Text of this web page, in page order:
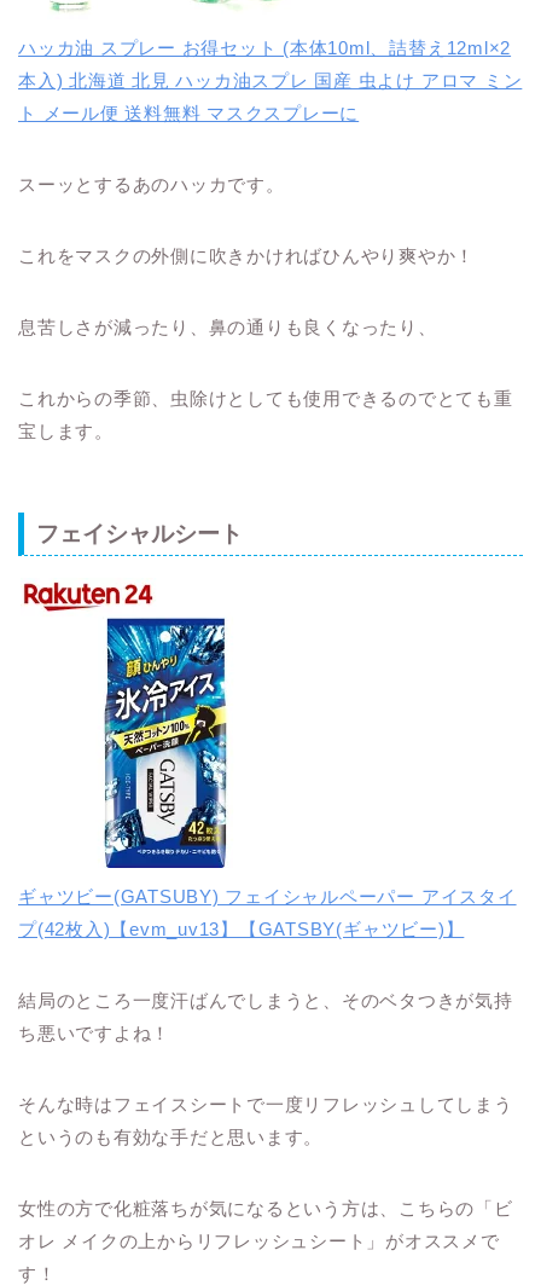
ハッカ油 スプレー お得セット (本体10ml、詰替え12ml×2
本入) 北海道 北見 ハッカ油スプレ 国産 虫よけ アロマ ミン
ト メール便 送料無料 マスクスプレーに
スーッとするあのハッカです。
これをマスクの外側に吹きかければひんやり爽やか！
息苦しさが減ったり、鼻の通りも良くなったり、
これからの季節、虫除けとしても使用できるのでとても重
宝します。
フェイシャルシート
ギャツビー(GATSUBY) フェイシャルペーパー アイスタイ
プ(42枚入)【evm_uv13】【GATSBY(ギャツビー)】
結局のところ一度汗ばんでしまうと、そのベタつきが気持
ち悪いですよね！
そんな時はフェイスシートで一度リフレッシュしてしまう
というのも有効な手だと思います。
女性の方で化粧落ちが気になるという方は、こちらの「ビ
オレ メイクの上からリフレッシュシート」がオススメで
す！